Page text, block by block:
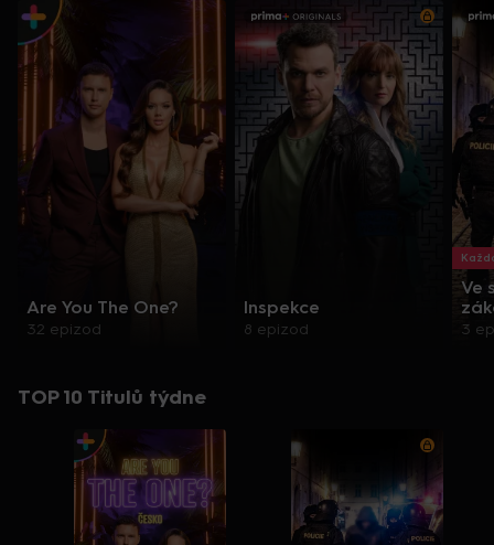
Are You The One?
32 epizod
Inspekce
8 epizod
Ve
3
TOP 10 Titulů týdne